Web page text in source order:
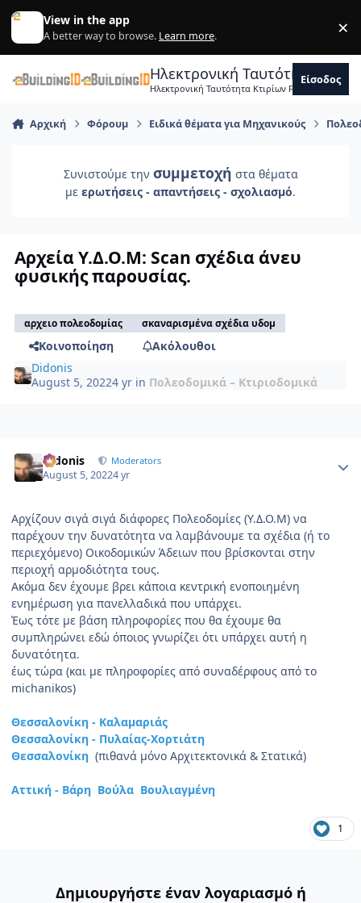
Skip to content
View in the app
A better way to browse. Learn more. ×
Ηλεκτρονική Ταυτότητα
Ηλεκτρονική Ταυτότητα Κτιρίων Forum
Είσοδος
Αρχική Φόρουμ Ειδικά θέματα για Μηχανικούς
Συνιστούμε την συμμετοχή στα θέματα
με ερωτήσεις - απαντήσεις - σχολιασμό.
Αρχεία Υ.Δ.Ο.Μ: Scan σχέδια άνευ
φυσικής παρουσίας.
αρχειο πολεοδομίας σκαναρισμένα σχέδια υδομ
Κοινοποίηση
Ακόλουθοι
Didonis
August 5, 20224 yr in Πολεοδομικά – Κτιριοδομικά
Didonis Moderators
August 5, 20224 yr
Αρχίζουν σιγά σιγά διάφορες Πολεοδομίες (Υ.Δ.Ο.Μ) να
παρέχουν την δυνατότητα να λαμβάνουμε τα σχέδια (ή το
περιεχόμενο) Οικοδομικών Άδειων που βρίσκονται στην
περιοχή αρμοδιότητα τους.
Ακόμα δεν έχουμε βρει κάποια κεντρική ενοποιημένη
ενημέρωση για πανελλαδικά που υπάρχει.
Έως τότε με βάση πληροφορίες που θα έχουμε θα
συμπληρώνει εδώ όποιος γνωρίζει ότι υπάρχει αυτή η
δυνατότητα.
έως τώρα (και με πληροφορίες από συναδέρφους από το
michanikos)
Θεσσαλονίκη - Καλαμαριάς
Θεσσαλονίκη - Πυλαίας-Χορτιάτη
Θεσσαλονίκη (πιθανά μόνο Αρχιτεκτονικά & Στατικά)
Αττική - Βάρη Βούλα Βουλιαγμένη
1
Δημιουργήστε έναν λογαριασμό ή